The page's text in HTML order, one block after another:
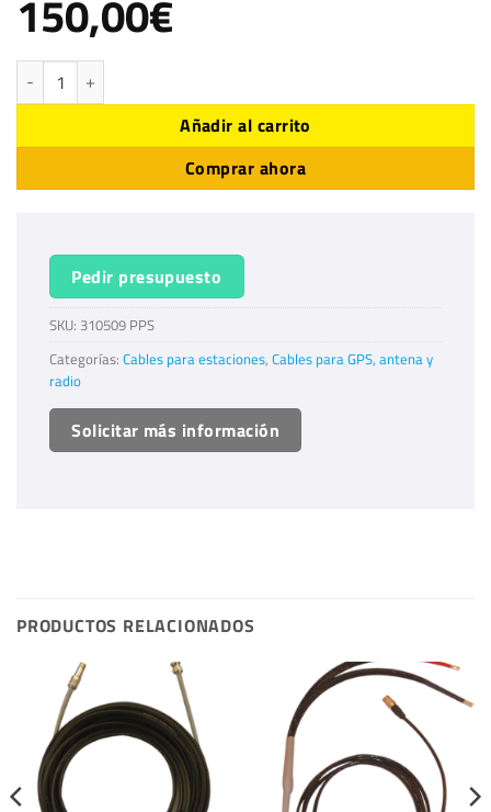
150,00€
Cable PPS para Settop M1 GPS Trimble cantidad
Añadir al carrito
Comprar ahora
Pedir presupuesto
SKU: 310509 PPS
Categorías: Cables para estaciones, Cables para GPS, antena y
radio
Solicitar más información
PRODUCTOS RELACIONADOS